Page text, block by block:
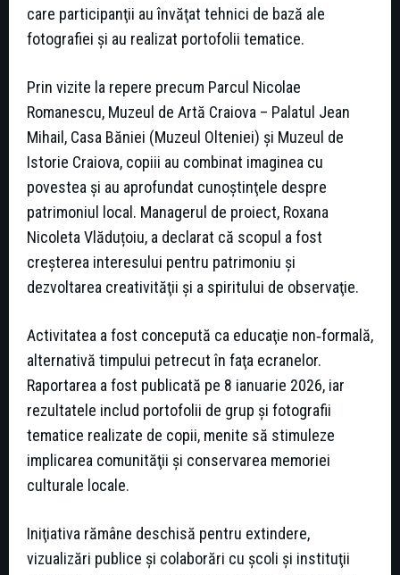
care participanţii au învăţat tehnici de bază ale
fotografiei şi au realizat portofolii tematice.
Prin vizite la repere precum Parcul Nicolae
Romanescu, Muzeul de Artă Craiova – Palatul Jean
Mihail, Casa Băniei (Muzeul Olteniei) şi Muzeul de
Istorie Craiova, copiii au combinat imaginea cu
povestea şi au aprofundat cunoştinţele despre
patrimoniul local. Managerul de proiect, Roxana
Nicoleta Vlăduțoiu, a declarat că scopul a fost
creşterea interesului pentru patrimoniu şi
dezvoltarea creativităţii şi a spiritului de observaţie.
Activitatea a fost concepută ca educaţie non‑formală,
alternativă timpului petrecut în faţa ecranelor.
Raportarea a fost publicată pe 8 ianuarie 2026, iar
rezultatele includ portofolii de grup şi fotografii
tematice realizate de copii, menite să stimuleze
implicarea comunităţii şi conservarea memoriei
culturale locale.
Iniţiativa rămâne deschisă pentru extindere,
vizualizări publice şi colaborări cu şcoli şi instituţii